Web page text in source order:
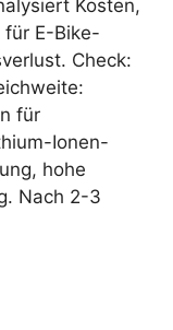
Kosten,
E-Bike-
Check:
für
Ionen-
hohe
Nach 2-3